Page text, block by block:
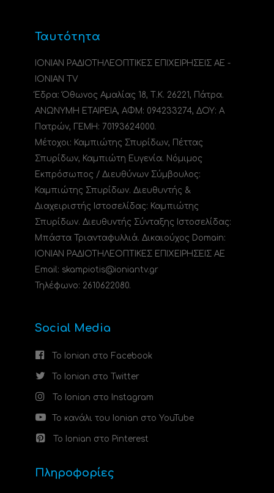
Ταυτότητα
ΙΟΝΙΑΝ ΡΑΔΙΟΤΗΛΕΟΠΤΙΚΕΣ ΕΠΙΧΕΙΡΗΣΕΙΣ ΑΕ -
IONIAN TV
Έδρα: Όθωνος Αμαλίας 18, Τ.Κ. 26221, Πάτρα.
ΑΝΩΝΥΜΗ ΕΤΑΙΡΕΙΑ, ΑΦΜ: 094233274, ΔΟΥ: A
Πατρών, ΓΕΜΗ: 70193624000.
Μέτοχοι: Καμπιώτης Σπυρίδων, Πέττας
Σπυρίδων, Καμπιώτη Ευγενία. Νόμιμος
Εκπρόσωπος / Διευθύνων Σύμβουλος:
Καμπιώτης Σπυρίδων. Διευθυντής &
Διαχειριστής Ιστοσελίδας: Καμπιώτης
Σπυρίδων. Διευθυντής Σύνταξης Ιστοσελίδας:
Μπάστα Τριανταφυλλιά. Δικαιούχος Domain:
ΙΟΝΙΑΝ ΡΑΔΙΟΤΗΛΕΟΠΤΙΚΕΣ ΕΠΙΧΕΙΡΗΣΕΙΣ ΑΕ
Email: skampiotis@ioniantv.gr
Τηλέφωνο: 2610622080.
Social Media
Το Ionian στο Facebook
Το Ionian στο Twitter
Το Ionian στο Instagram
Το κανάλι του Ionian στο YouTube
Το Ionian στο Pinterest
Πληροφορίες